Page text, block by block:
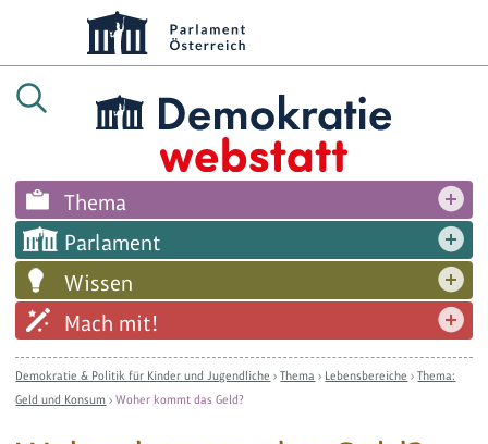
Thema
Parlament
Wissen
Mach mit!
Demokratie & Politik für Kinder und Jugendliche ›Thema › Lebensbereiche ›Thema:
Geld und Konsum ›Woher kommt das Geld?